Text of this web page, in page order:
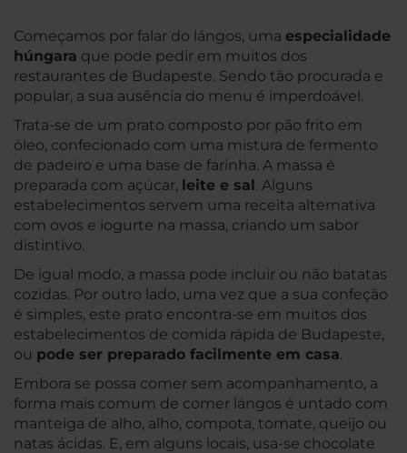
Começamos por falar do lángos, uma especialidade
húngara que pode pedir em muitos dos
restaurantes de Budapeste. Sendo tão procurada e
popular, a sua ausência do menu é imperdoável.
Trata-se de um prato composto por pão frito em
óleo, confecionado com uma mistura de fermento
de padeiro e uma base de farinha. A massa é
preparada com açúcar, leite e sal. Alguns
estabelecimentos servem uma receita alternativa
com ovos e iogurte na massa, criando um sabor
distintivo.
De igual modo, a massa pode incluir ou não batatas
cozidas. Por outro lado, uma vez que a sua confeção
é simples, este prato encontra-se em muitos dos
estabelecimentos de comida rápida de Budapeste,
ou pode ser preparado facilmente em casa.
Embora se possa comer sem acompanhamento, a
forma mais comum de comer lángos é untado com
manteiga de alho, alho, compota, tomate, queijo ou
natas ácidas. E, em alguns locais, usa-se chocolate